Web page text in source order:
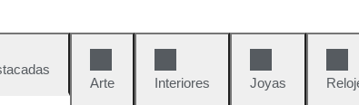
Arte
Interiores Joyas